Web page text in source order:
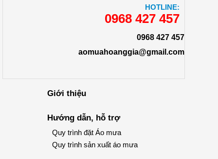
HOTLINE:
0968 427 457
0968 427 457
aomuahoanggia@gmail.com
Giới thiệu
Hướng dẫn, hỗ trợ
Quy trình đặt Áo mưa
Quy trình sản xuất áo mưa